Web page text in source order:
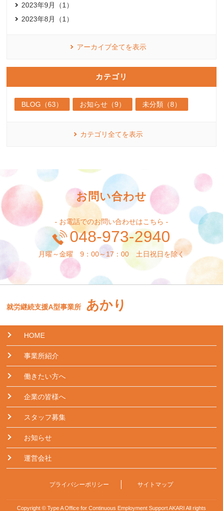
2023年9月（1）
2023年8月（1）
アーカイブ全てを表示
カテゴリ
BLOG（63） お知らせ（9） 未分類（8）
カテゴリ全てを表示
お問い合わせ
- お電話でのお問い合わせはこちら -
048-973-2940
月曜～金曜 9：00～17：00 土日祝日を除く
就労継続支援A型事業所 あかり
HOME
事業所紹介
働きたい方へ
企業の皆様へ
スタッフ募集
お知らせ
運営会社
プライバシーポリシー サイトマップ
Copyright © Type A Office for Continuous Employment Support AKARI All rights